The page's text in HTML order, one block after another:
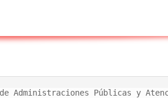
Administraciones Públicas y